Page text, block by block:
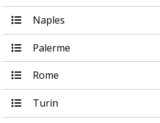
Naples
Palerme
Rome
Turin